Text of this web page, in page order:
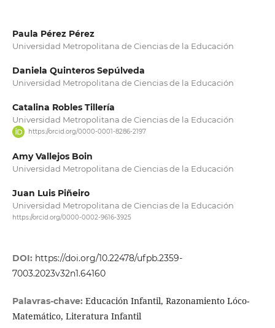
Paula Pérez Pérez
Universidad Metropolitana de Ciencias de la Educación
Daniela Quinteros Sepúlveda
Universidad Metropolitana de Ciencias de la Educación
Catalina Robles Tillería
Universidad Metropolitana de Ciencias de la Educación
https://orcid.org/0000-0001-8286-2197
Amy Vallejos Boin
Universidad Metropolitana de Ciencias de la Educación
Juan Luis Piñeiro
Universidad Metropolitana de Ciencias de la Educación
https://orcid.org/0000-0002-9616-3925
DOI: https://doi.org/10.22478/ufpb.2359-
7003.2023v32n1.64160
Palavras-chave: Educación Infantil, Razonamiento Lóco-
Matemático, Literatura Infantil